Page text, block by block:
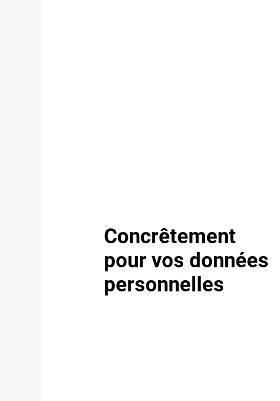
Concrêtement
pour vos données
personnelles